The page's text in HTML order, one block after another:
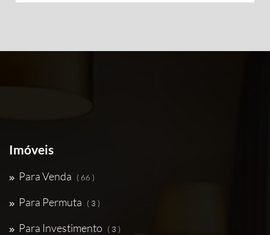
Imóveis
Para Venda ( 66 )
Para Permuta ( 3 )
Para Investimento ( 3 )